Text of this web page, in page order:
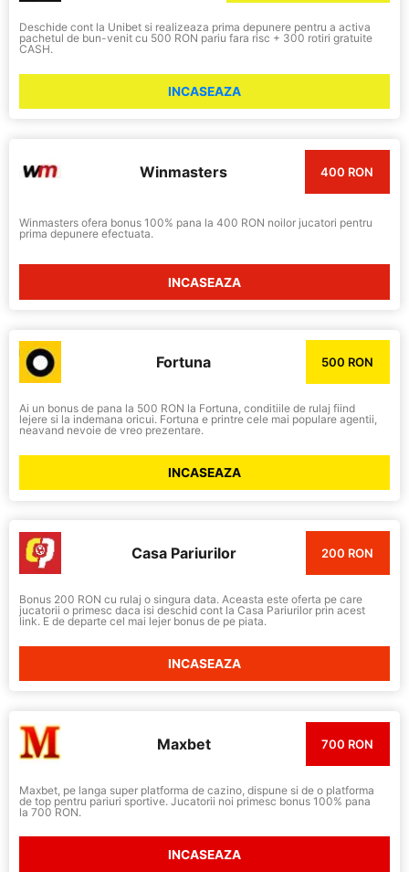
Deschide cont la Unibet si realizeaza prima depunere pentru a activa
pachetul de bun-venit cu 500 RON pariu fara risc + 300 rotiri gratuite
CASH.
INCASEAZA
Winmasters 400 RON
Winmasters ofera bonus 100% pana la 400 RON noilor jucatori pentru
prima depunere efectuata.
INCASEAZA
Fortuna 500 RON
Ai un bonus de pana la 500 RON la Fortuna, conditiile de rulaj fiind
lejere si la indemana oricui. Fortuna e printre cele mai populare agentii,
neavand nevoie de vreo prezentare.
INCASEAZA
Casa Pariurilor 200 RON
Bonus 200 RON cu rulaj o singura data. Aceasta este oferta pe care
jucatorii o primesc daca isi deschid cont la Casa Pariurilor prin acest
link. E de departe cel mai lejer bonus de pe piata.
INCASEAZA
Maxbet 700 RON
Maxbet, pe langa super platforma de cazino, dispune si de o platforma
de top pentru pariuri sportive. Jucatorii noi primesc bonus 100% pana
la 700 RON.
INCASEAZA